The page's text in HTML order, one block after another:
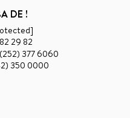
DE !
29 82
377 6060
350 0000